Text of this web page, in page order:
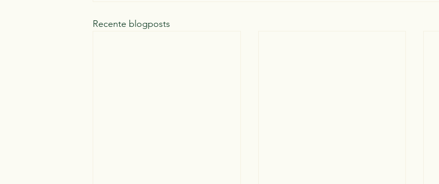
Recente blogposts